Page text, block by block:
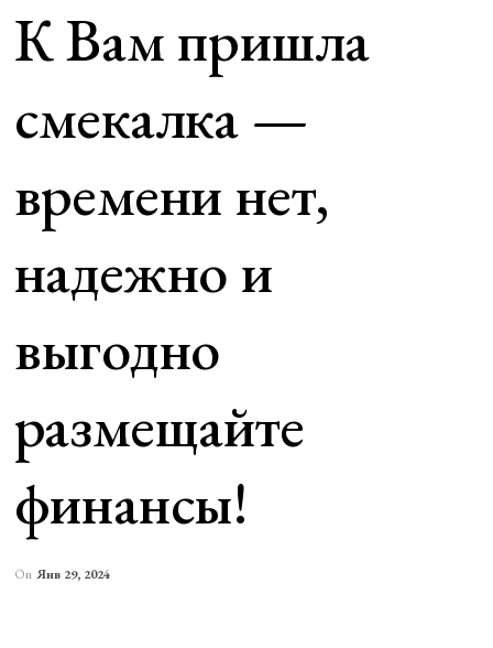
К Вам пришла
смекалка —
времени нет,
надежно и
выгодно
размещайте
финансы!
On Янв 29, 2024